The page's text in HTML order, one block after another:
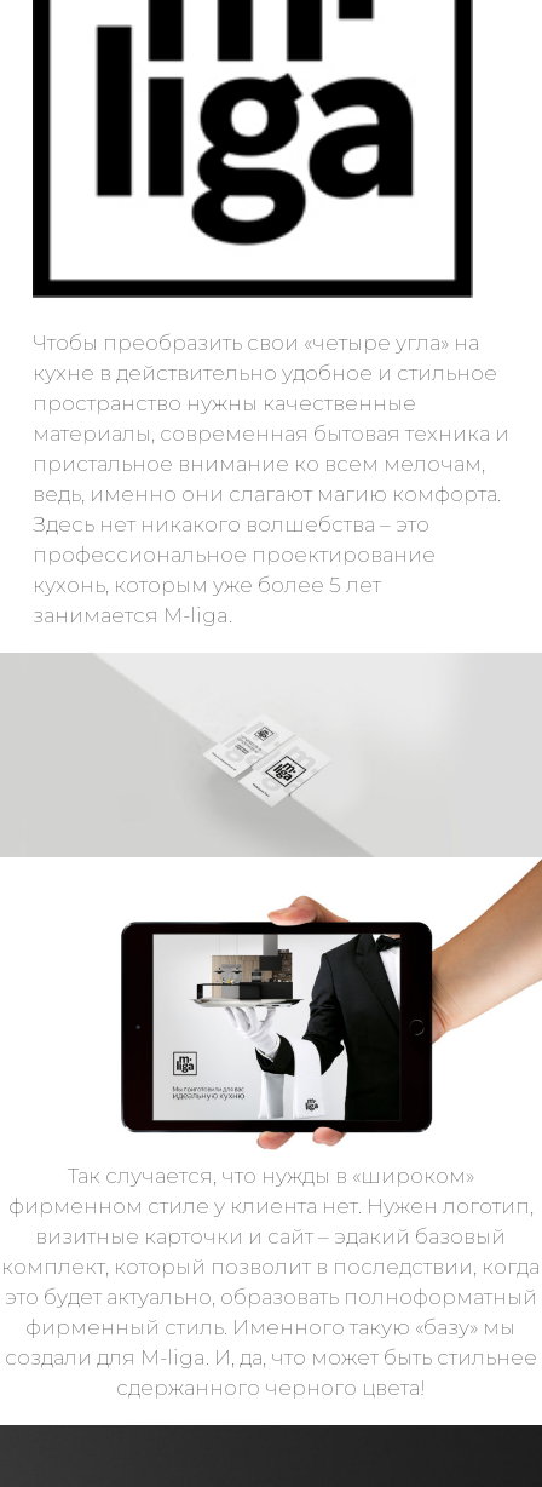
Чтобы преобразить свои «четыре угла» на
кухне в действительно удобное и стильное
пространство нужны качественные
материалы, современная бытовая техника и
пристальное внимание ко всем мелочам,
ведь, именно они слагают магию комфорта.
Здесь нет никакого волшебства – это
профессиональное проектирование
кухонь, которым уже более 5 лет
занимается M-liga.
Так случается, что нужды в «широком»
фирменном стиле у клиента нет. Нужен логотип,
визитные карточки и сайт – эдакий базовый
комплект, который позволит в последствии, когда
это будет актуально, образовать полноформатный
фирменный стиль. Именного такую «базу» мы
создали для M-liga. И, да, что может быть стильнее
сдержанного черного цвета!